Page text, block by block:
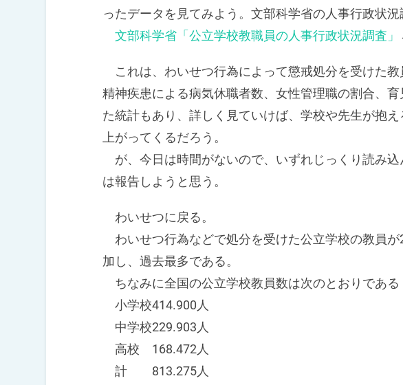
ったデータを見てみよう。文部科学省の人事行政状況
文部科学省「公立学校教職員の人事行政状況調査」
これは、わいせつ行為によって懲戒処分を受けた教
精神疾患による病気休職者数、女性管理職の割合、
た統計もあり、詳しく見ていけば、学校や先生が抱
上がってくるだろう。
が、今日は時間がないので、いずれじっくり読み込
は報告しようと思う。
わいせつに戻る。
わいせつ行為などで処分を受けた公立学校の教員
加し、過去最多である。
ちなみに全国の公立学校教員数は次のとおりである
小学校414.900人
中学校229.903人
高校 168.472人
計 813.275人